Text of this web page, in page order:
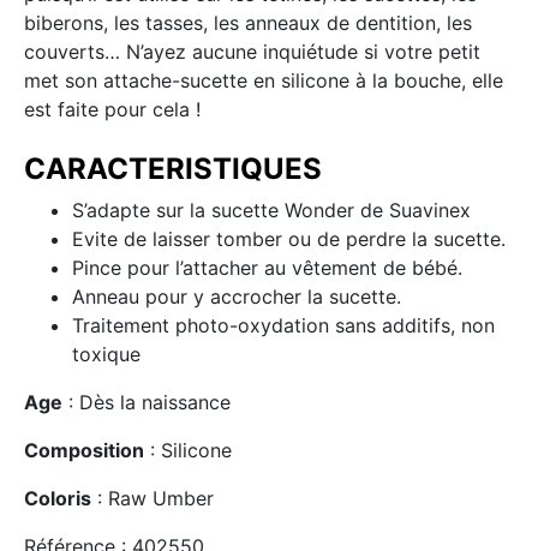
biberons, les tasses, les anneaux de dentition, les
couverts… N’ayez aucune inquiétude si votre petit
met son attache-sucette en silicone à la bouche, elle
est faite pour cela !
CARACTERISTIQUES
S’adapte sur la sucette Wonder de Suavinex
Evite de laisser tomber ou de perdre la sucette.
Pince pour l’attacher au vêtement de bébé.
Anneau pour y accrocher la sucette.
Traitement photo-oxydation sans additifs, non
toxique
Age : Dès la naissance
Composition : Silicone
Coloris : Raw Umber